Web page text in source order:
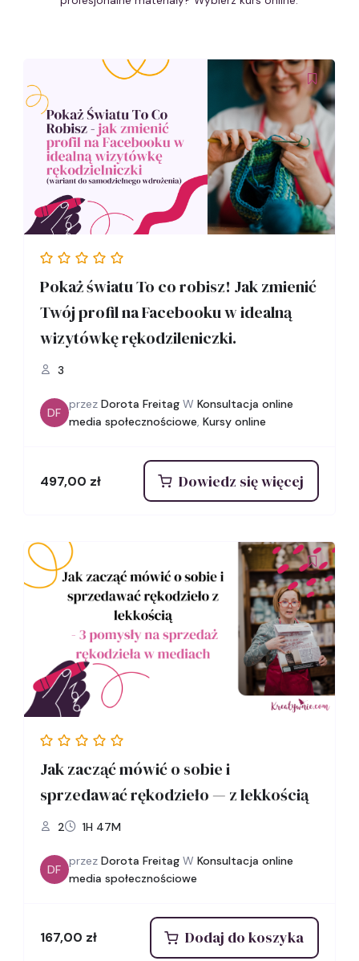
Pokaż światu To co robisz! Jak zmienić
Twój profil na Facebooku w idealną
wizytówkę rękodzileniczki.
3
DF
przez Dorota FreitagW Konsultacja online
media społecznościowe, Kursy online
497,00 zł Dowiedz się więcej
Jak zacząć mówić o sobie i
sprzedawać rękodzieło — z lekkością
2 1H 47M
DF
przez Dorota FreitagW Konsultacja online
media społecznościowe
167,00 zł Dodaj do koszyka